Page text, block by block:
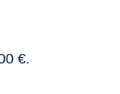
€.